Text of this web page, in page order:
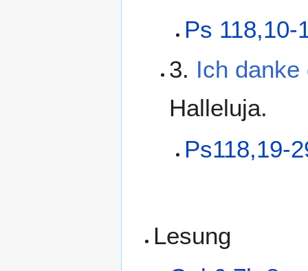
Ps 118,10-
3. Ich danke
Halleluja.
Ps118,19-
Lesung